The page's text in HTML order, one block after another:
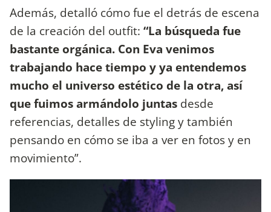
Además, detalló cómo fue el detrás de escena
de la creación del outfit: “La búsqueda fue
bastante orgánica. Con Eva venimos
trabajando hace tiempo y ya entendemos
mucho el universo estético de la otra, así
que fuimos armándolo juntas desde
referencias, detalles de styling y también
pensando en cómo se iba a ver en fotos y en
movimiento”.